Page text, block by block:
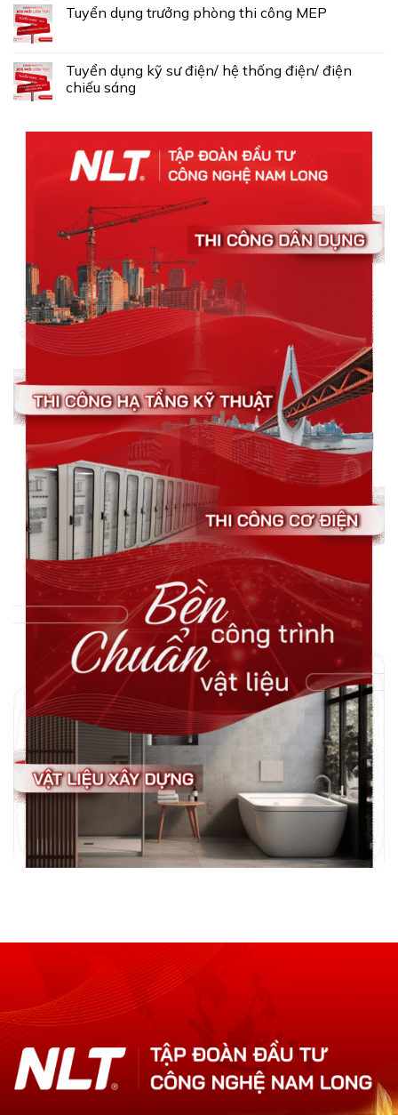
Tuyển dụng trưởng phòng thi công MEP
Tuyển dụng kỹ sư điện/ hệ thống điện/ điện
chiếu sáng